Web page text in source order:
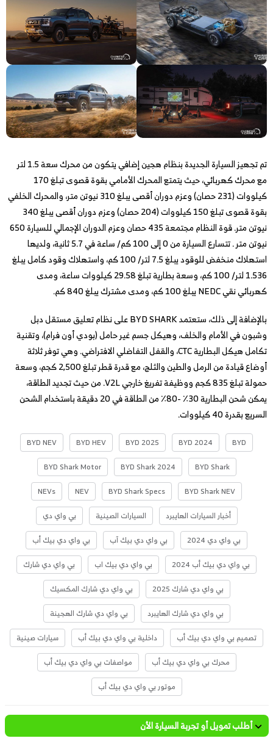
تم تجهيز السيارة الجديدة بنظام هجين إضافي يتكون من محرك سعة 1.5 لتر
مع محرك كهربائي، حيث يتمتع المحرك الأمامي بقوة قصوى تبلغ 170
كيلووات (231 حصان) وعزم دوران أقصى يبلغ 310 نيوتن متر، والمحرك الخلفي
بقوة قصوى تبلغ 150 كيلووات (204 حصان) وعزم دوران أقصى يبلغ 340
نيوتن متر. قوة النظام مجتمعة 435 حصان وعزم الدوران الإجمالي للسيارة 650
نيوتن متر . تتسارع السيارة من 0 إلى 100 كم/ ساعة في 5.7 ثانية، ولديها
استهلاك منخفض للوقود يبلغ 7.5 لتر/ 100 كم، واستهلاك وقود كامل يبلغ
1.536 لتر/ 100 كم، وسعة بطارية تبلغ 29.58 كيلووات ساعة، ومدى
كهربائي نقي NEDC يبلغ 100 كم، ومدى مشترك يبلغ 840 كم.
بالإضافة إلى ذلك، ستعتمد BYD SHARK على نظام تعليق مستقل دبل
وشبون في الأمام والخلف، وهيكل جسم غير حامل (بودي أون فرام)، وتقنية
تكامل هيكل البطارية CTC، والقفل التفاضلي الافتراضي. وهي توفر ثلاثة
أوضاع قيادة من الرمل والطين والثلج، مع قدرة قطر تبلغ 2,500 كجم، وسعة
حمولة تبلغ 835 كجم ووظيفة تفريغ خارجي V2L. من حيث تجديد الطاقة،
يمكن شحن البطارية 30٪ -80٪ من الطاقة في 20 دقيقة باستخدام الشحن
السريع بقدرة 40 كيلووات.
BYD
BYD 2024
BYD 2025
BYD HEV
BYD NEV
BYD Shark
BYD Shark 2024
BYD Shark Motor
BYD Shark NEV
BYD Shark Specs
NEV
NEVs
أخبار السيارات الهايبرد
السيارات الصينية
بي واي دي
بي واي دي 2024
بي واي دي بيك آب
بي واي دي بيك أب
بي واي دي بيك أب 2024
بي واي دي بيك اب
بي واي دي شارك
بي واي دي شارك 2025
بي واي دي شارك المكسيك
بي واي دي شارك الهايبرد
بي واي دي شارك الهجينة
تصميم بي واي دي بيك أب
داخلية بي واي دي بيك أب
سيارات صينية
محرك بي واي دي بيك أب
مواصفات بي واي دي بيك أب
موتور بي واي دي بيك أب
أطلب تمويل أو تجربة السيارة الأن